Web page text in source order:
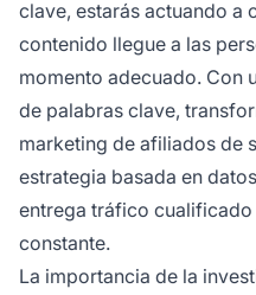
clave, estarás actuando a
contenido llegue a las
momento adecuado. Con
de palabras clave,
marketing de afiliados de
estrategia basada en
entrega tráfico
constante.
La importancia de la